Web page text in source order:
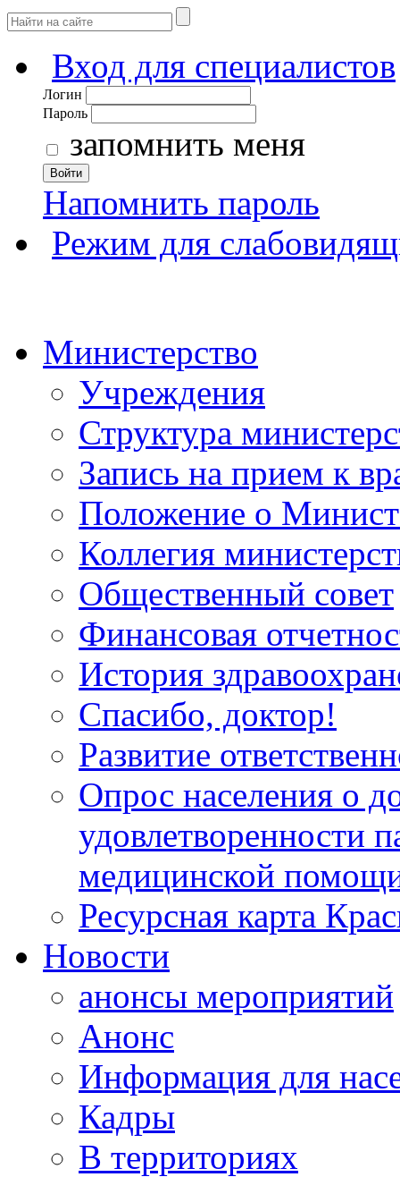
Вход для специалистов
Логин
Пароль
запомнить меня
Войти
Напомнить пароль
Режим для
Министерство
Учреждения
Структура
Запись на прием к
Положение о
Коллегия
Общественный совет
Финансовая
История
Спасибо, доктор!
Развитие
Опрос населения о
удовлетворенности
медицинской
Ресурсная карта
Новости
анонсы мероприятий
Анонс
Информация для
Кадры
В территориях